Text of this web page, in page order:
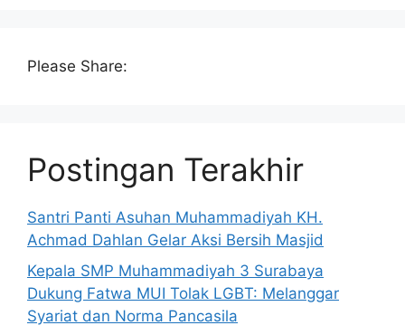
Please Share:
Postingan Terakhir
Santri Panti Asuhan Muhammadiyah KH.
Achmad Dahlan Gelar Aksi Bersih Masjid
Kepala SMP Muhammadiyah 3 Surabaya
Dukung Fatwa MUI Tolak LGBT: Melanggar
Syariat dan Norma Pancasila